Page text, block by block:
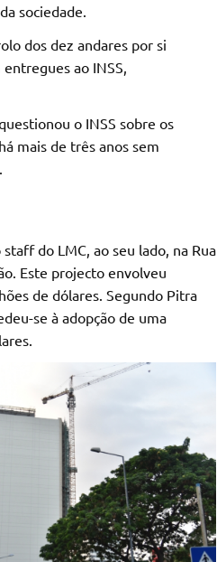
sociedade.
dos dez andares por si
ao INSS,
o INSS sobre os
mais de três anos sem
do LMC, ao seu lado, na Rua
Este projecto envolveu
de dólares. Segundo Pitra
se à adopção de uma